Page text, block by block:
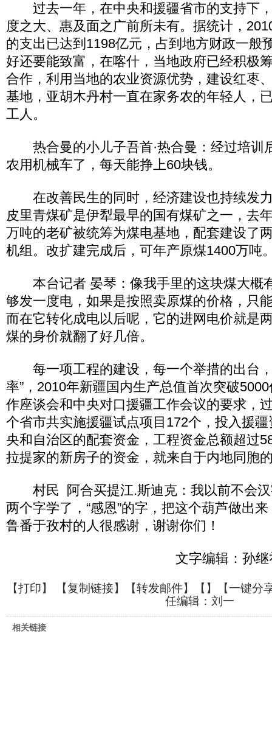
过去一年，在中央和援疆省市的支持下
度之大、惠及面之广前所未有。据统计，
的支出已达到1198亿元，占到地方财政一般
好还要能致富，在喀什，当地政府已经积极
合作，利用当地的农业资源优势，建设红枣
基地，亚胡木丹村一直在家务农的年轻人，
工人。
热合曼的小儿子吾首·热合曼：经过培训
农用机械车了，每天能挣上60块钱。
在改善民生的同时，经济建设也持续发
皮里青煤矿是伊犁最早的国有煤矿之一，去
万吨的老矿被统筹为煤电基地，配套建设了
机组。改扩建完成后，可年产原煤1400万吨
本台记者 晏琴：像我手里的这块煤大概
够发一度电，如果是按照卖原煤的价格，只
而在它转化成电以后呢，它的进网电价就是
煤的身价就翻了好几倍。
每一项工程的建设，每一个举措的出台，
率”，2010年新疆国内生产总值首次突破
作座谈会和中央对口援疆工作会议的要求，
个省市共实施援疆试点项目172个，投入援
央和自治区的配套资金，工程资金总额超过
拉提家的新房子的资金，就来自于内地同胞
村民 阿合买提江.斯迪克：我以前不会汉
两个字学了，“感恩”的字，把这个葫芦做出
鲁番于孜村的人很感谢，谢谢你们！
文字编辑：孙
【打印】 【复制链接】【转发邮件】【 】
【一键分
任编辑：刘一
相关链接